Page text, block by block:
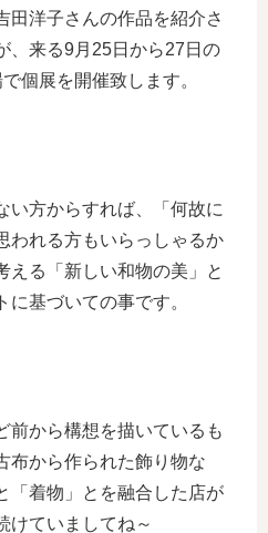
田洋子さんの作品を紹介さ
、来る9月25日から27日の
個展を開催致します。
い方からすれば、「何故に
われる方もいらっしゃるか
える「新しい和物の美」と
基づいての事です。
前から構想を描いているも
布から作られた飾り物な
「着物」とを融合した店が
けていましてね～